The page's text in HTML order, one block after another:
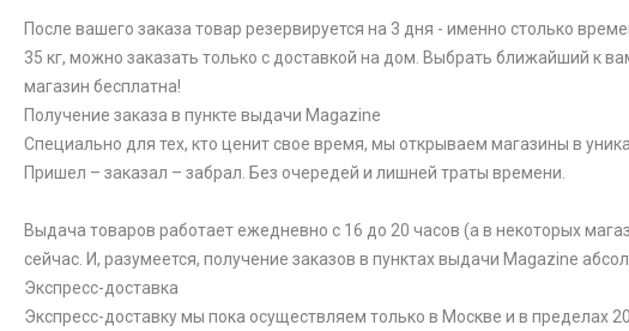
После вашего заказа товар резервируется на 3 дня - именно столько
35 кг, можно заказать только с доставкой на дом. Выбрать ближайший к
магазин бесплатна!
Получение заказа в пункте выдачи Magazine
Специально для тех, кто ценит свое время, мы открываем магазины в
Пришел – заказал – забрал. Без очередей и лишней траты времени.
Выдача товаров работает ежедневно с 16 до 20 часов (а в некоторых
сейчас. И, разумеется, получение заказов в пунктах выдачи Magazine
Экспресс-доставка
Экспресс-доставку мы пока осуществляем только в Москве и в пределах